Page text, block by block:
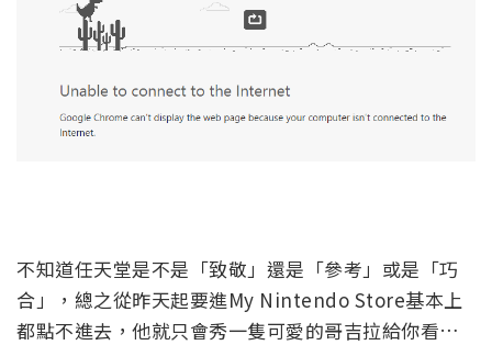
不知道任天堂是不是「致敬」還是「參考」或是「巧
合」，總之從昨天起要進My Nintendo Store基本上
都點不進去，他就只會秀一隻可愛的哥吉拉給你看…